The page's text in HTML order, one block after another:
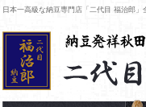
日本一高級な納豆専門店「二代目 福治郎